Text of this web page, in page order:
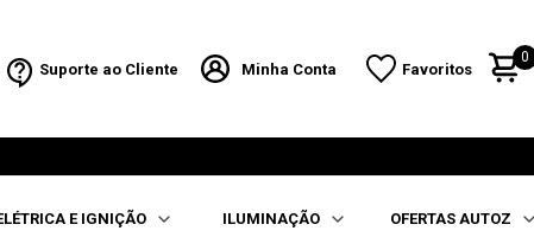
Suporte ao Cliente Minha Conta Favoritos
0
E IGNIÇÃO ILUMINAÇÃO OFERTAS AUTOZ